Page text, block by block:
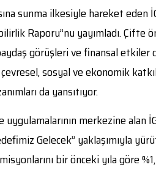
sunma ilkesiyle hareket eden
Raporu”nu yayımladı. Çifte
görüşleri ve finansal etkiler
çevresel, sosyal ve ekonomik
da yansıtıyor.
merkezine alan
Gelecek” yaklaşımıyla
bir önceki yıla göre